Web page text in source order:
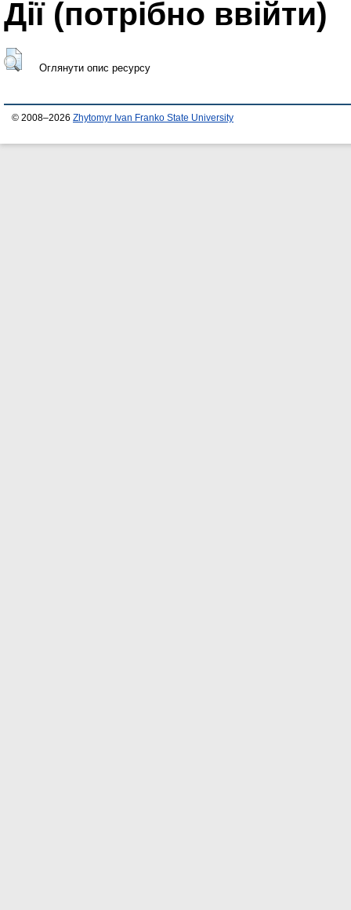
Дії ​​(потрібно ввійти)
Оглянути опис ресурсу
© 2008–2026 Zhytomyr Ivan Franko State University